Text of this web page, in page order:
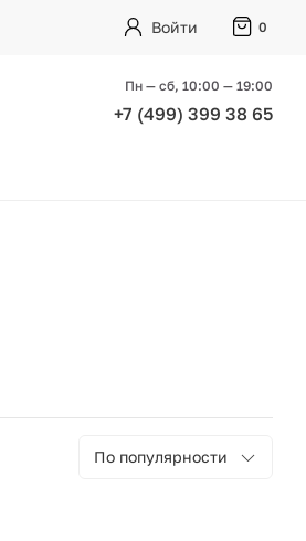
Войти 0
Пн — сб, 10:00 — 19:00
+7 (499) 399 38 65
По популярности